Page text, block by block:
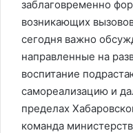
заблаговременно
возникающих
сегодня важно
направленные на
воспитание
самореализацию и
пределах
команда